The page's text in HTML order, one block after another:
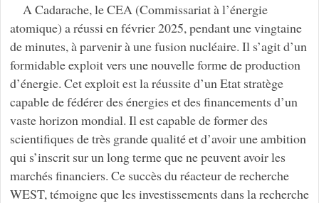
A Cadarache, le CEA (Commissariat à l’énergie
atomique) a réussi en février 2025, pendant une vingtaine
de minutes, à parvenir à une fusion nucléaire. Il s’agit d’un
formidable exploit vers une nouvelle forme de production
d’énergie. Cet exploit est la réussite d’un Etat stratège
capable de fédérer des énergies et des financements d’un
vaste horizon mondial. Il est capable de former des
scientifiques de très grande qualité et d’avoir une ambition
qui s’inscrit sur un long terme que ne peuvent avoir les
marchés financiers. Ce succès du réacteur de recherche
WEST, témoigne que les investissements dans la recherche